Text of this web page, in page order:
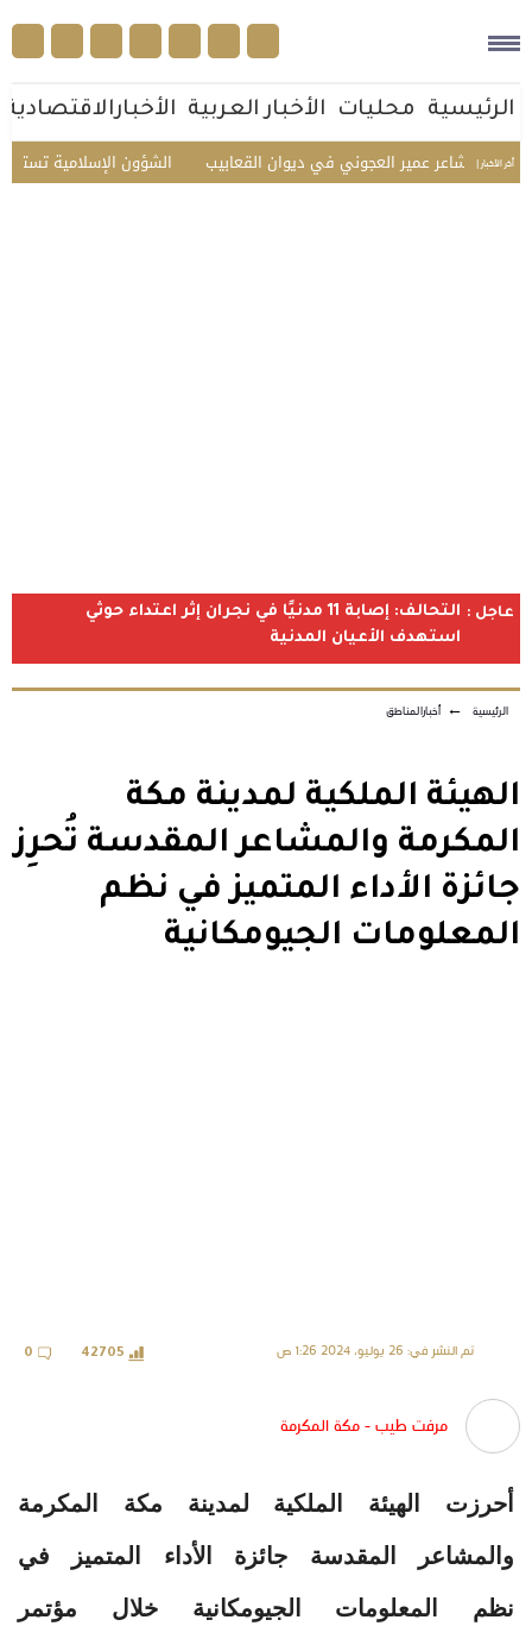
الرئيسية محليات الأخبار العربية الأخبارالاقتصادية
أخر الأخبار | الشؤون الإسلامية تستقبل الشاعر عمير العجوني في ديوان القعابيب
عاجل :
التحالف: إصابة 11 مدنيًا في نجران إثر اعتداء حوثي
استهدف الأعيان المدنية
الرئيسية ← أخبارالمناطق
الهيئة الملكية لمدينة مكة
المكرمة والمشاعر المقدسة تُحرِز
جائزة الأداء المتميز في نظم
المعلومات الجيومكانية
تم النشر في: 26 يوليو، 2024 1:26 ص 42705
0
مرفت طيب - مكة المكرمة
أحرزت الهيئة الملكية لمدينة مكة المكرمة
والمشاعر المقدسة جائزة الأداء المتميز في
نظم المعلومات الجيومكانية خلال مؤتمر